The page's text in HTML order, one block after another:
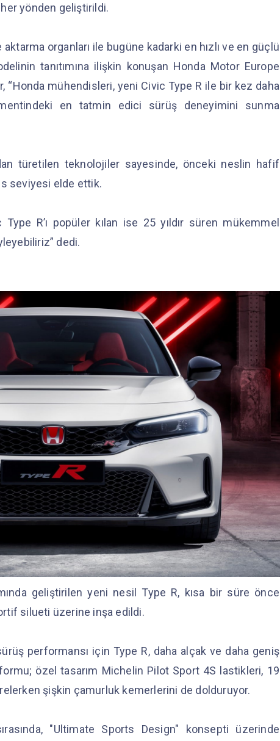
yönden geliştirildi.
organları ile bugüne kadarki en hızlı ve en güçlü
tanıtımına ilişkin konuşan Honda Motor Europe
“Honda mühendisleri, yeni Civic Type R ile bir kez daha
en tatmin edici sürüş deneyimini sunma
türetilen teknolojiler sayesinde, önceki neslin hafif
seviyesi elde ettik.
R’ı popüler kılan ise 25 yıldır süren mükemmel
dedi.
geliştirilen yeni nesil Type R, kısa bir süre önce
silueti üzerine inşa edildi.
performansı için Type R, daha alçak ve daha geniş
özel tasarım Michelin Pilot Sport 4S lastikleri, 19
şişkin çamurluk kemerlerini de dolduruyor.
"Ultimate Sports Design" konsepti üzerinde